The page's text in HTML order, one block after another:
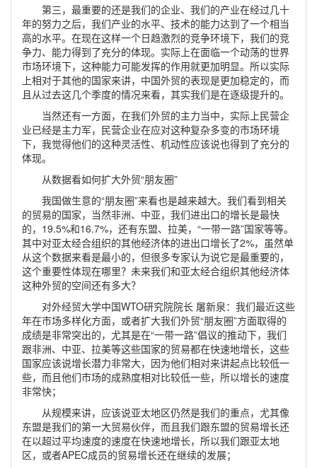
第三，最重要的还是我们的企业、我们的产业在经过几十
年的努力之后，我们产业的水平、技术的能力达到了一个相当
高的水平。在现在这样一个日趋激烈的竞争环境下，我们的竞
争力、能力得到了充分的体现。实际上在面临一个动荡的世界
市场环境下，这种能力可能发挥的作用就更加明显。所以实际
上相对于其他的国家来讲，中国外贸的表现是更加稳定的，而
且从过去这几个季度的情况来看，其实我们是在逐级提升的。
当然还有一方面，在我们外贸的主力当中，实际上民营企
业已经是主力军，民营企业在应对这种复杂多变的市场环境
下，我觉得他们的这种灵活性、机动性应该说也得到了充分的
体现。
从数据看如何扩大外贸“朋友圈”
我国做生意的“朋友圈”来看也是越来越大。我们看到相关
的贸易的国家，当然非洲、中亚，我们进出口的增长是最快
的，19.5%和16.7%，还有东盟、拉美，“一带一路”国家等等。
其中对亚太经合组织的其他经济体的进出口增长了2%，虽然单
从这个数据来看是最小的，但很多专家认为说它是最重要的，
这个重要性体现在哪里？未来我们和亚太经合组织其他经济体
这种外贸的空间还有多大？
对外经贸大学中国WTO研究院院长 屠新泉：我们最近这些
年在市场多样化方面，或者扩大我们外贸“朋友圈”方面取得的
成绩是非常突出的，尤其是在“一带一路”倡议的推动下，我们
跟非洲、中亚、拉美等这些国家的贸易都在快速地增长，这些
国家应该说增长潜力非常大，因为他们相对来讲起点比较低一
些，而且他们市场的成熟度相对比较低一些，所以增长的速度
非常快；
从规模来讲，应该说亚太地区仍然是我们的重点，尤其像
东盟是我们的第一大贸易伙伴，而且我们跟东盟的贸易增长还
在以超过平均速度的速度在快速地增长，所以我们跟亚太地
区，或者APEC成员的贸易增长还在继续的发展；